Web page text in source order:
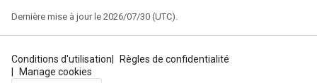
Dernière mise à jour le 2026/07/30 (UTC).
Conditions d'utilisation
Règles de confidentialité
Manage cookies